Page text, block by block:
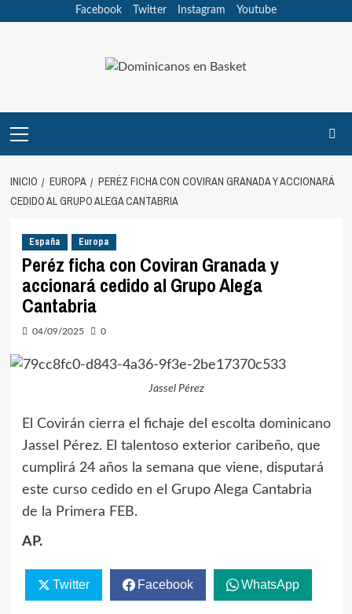
Facebook Twitter Instagram Youtube
principal
INICIO EUROPA
PERÉZ FICHA CON COVIRAN GRANADA Y ACCIONARÁ
CEDIDO AL GRUPO ALEGA CANTABRIA
España Europa
Peréz ficha con Coviran Granada y
accionará cedido al Grupo Alega
Cantabria
04/09/2025 0
Jassel Pérez
El Covirán cierra el fichaje del escolta dominicano
Jassel Pérez. El talentoso exterior caribeño, que
cumplirá 24 años la semana que viene, disputará
este curso cedido en el Grupo Alega Cantabria
de la Primera FEB.
AP.
Twitter Facebook WhatsApp